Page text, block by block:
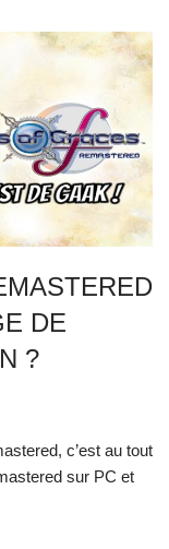
DE
?
c’est au tout
sur PC et